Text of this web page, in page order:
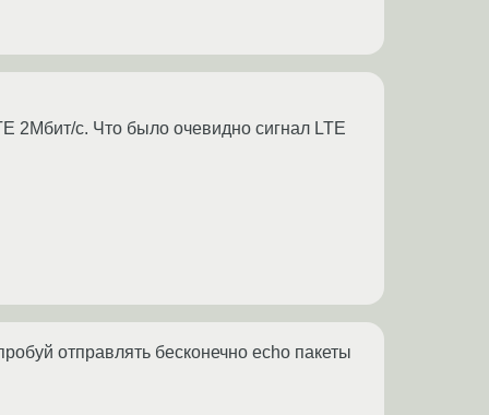
2Mбит/с. Что было очевидно сигнал LTE
отправлять бесконечно echo пакеты